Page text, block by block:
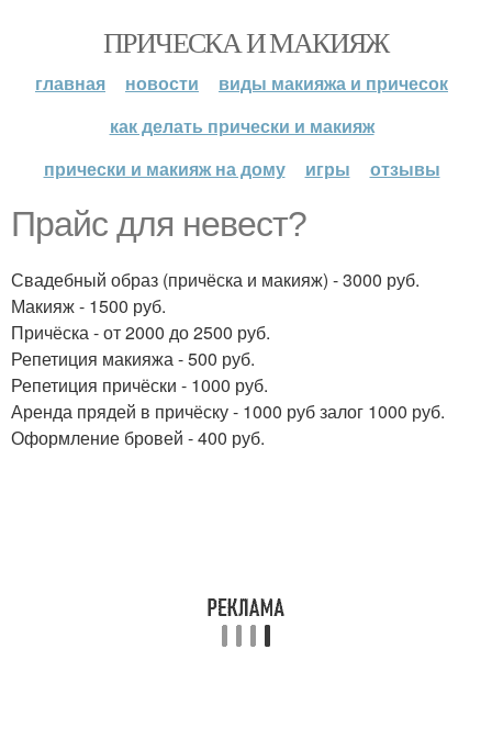
ПРИЧЕСКА И МАКИЯЖ
главная новости
виды макияжа и причесок
как делать прически и макияж
прически и макияж на дому
игры отзывы
Прайс для невест?
Свадебный образ (причёска и макияж) - 3000 руб.
Макияж - 1500 руб.
Причёска - от 2000 до 2500 руб.
Репетиция макияжа - 500 руб.
Репетиция причёски - 1000 руб.
Аренда прядей в причёску - 1000 руб залог 1000 руб.
Оформление бровей - 400 руб.